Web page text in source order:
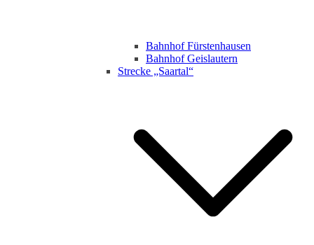
Bahnhof Fürstenhausen
Bahnhof Geislautern
Strecke „Saartal“